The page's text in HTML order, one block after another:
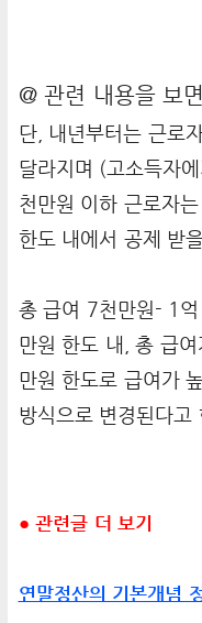
@ 관련 내용을 보면
단, 내년부터는 근로
달라지며 (고소득자
천만원 이하 근로자
한도 내에서 공제 받
총 급여 7천만원- 1
만원 한도 내, 총 급
만원 한도로 급여가
방식으로 변경된다고
● 관련글 더 보기
연말정산의 기본개념